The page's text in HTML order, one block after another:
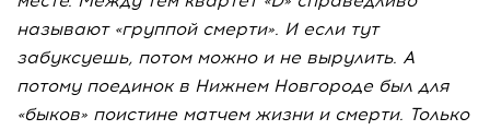
называют «группой смерти». И если тут
забуксуешь, потом можно и не вырулить. А
потому поединок в Нижнем Новгороде был для
«быков» поистине матчем жизни и смерти. Только